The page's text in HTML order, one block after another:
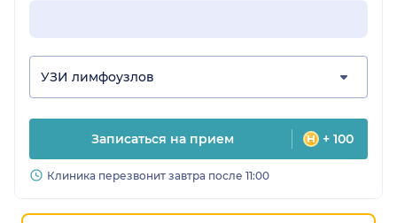
УЗИ лимфоузлов
Записаться на прием + 100
Клиника перезвонит завтра после 11:00